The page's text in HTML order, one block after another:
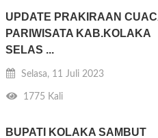
UPDATE PRAKIRAAN
PARIWISATA KAB.KOLAKA
SELAS ...
Selasa, 11 Juli 2023
1775 Kali
BUPATI KOLAKA SAMBUT